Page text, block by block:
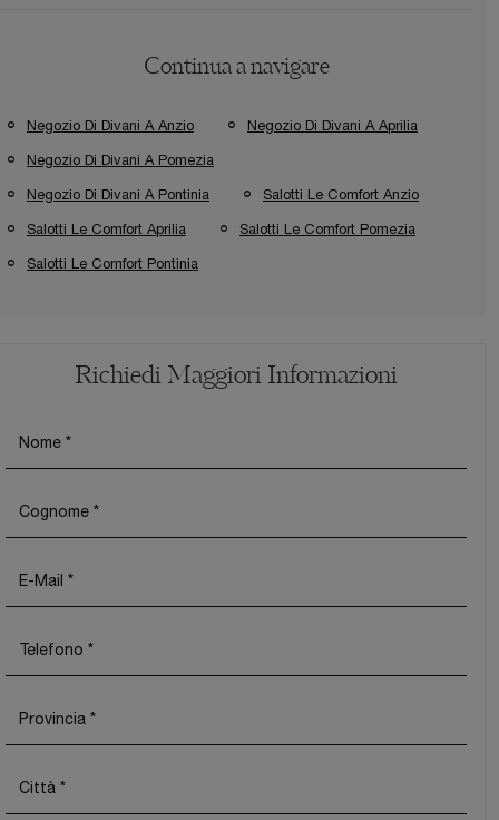
Continua a navigare
Negozio Di Divani A Anzio Negozio Di Divani A Aprilia
Negozio Di Divani A Pomezia
Negozio Di Divani A Pontinia Salotti Le Comfort Anzio
Salotti Le Comfort Aprilia Salotti Le Comfort Pomezia
Salotti Le Comfort Pontinia
Richiedi Maggiori Informazioni